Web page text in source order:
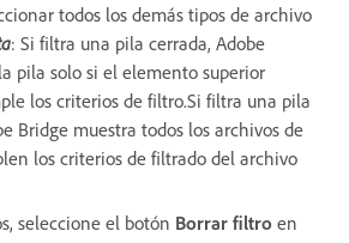
todos los demás tipos de archivo
: Si filtra una pila cerrada, Adobe
pila solo si el elemento superior
los criterios de filtro.Si filtra una pila
Bridge muestra todos los archivos de
los criterios de filtrado del archivo
seleccione el botón Borrar filtro en